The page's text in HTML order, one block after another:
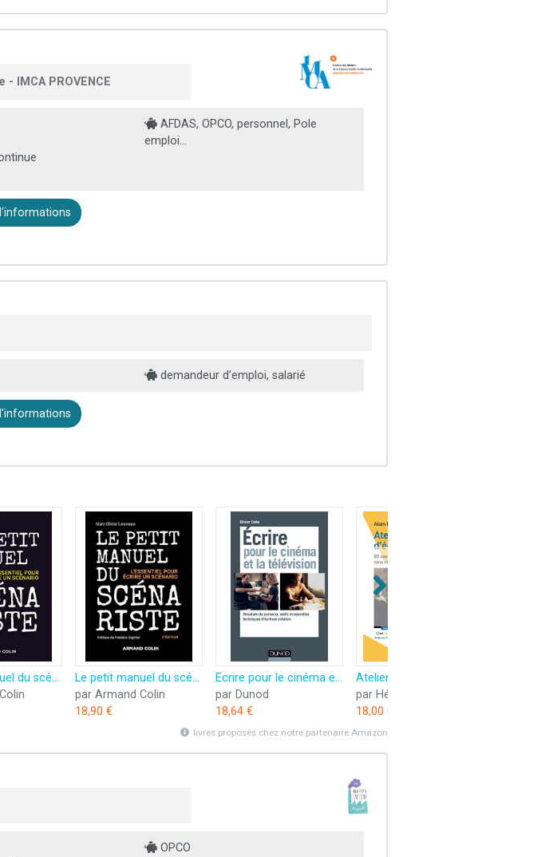
IMCA PROVENCE
AFDAS, OPCO, personnel, Pole
emploi...
demandeur d’emploi, salarié
Le petit manuel du scénariste - L'essentiel pour écrire un scénario: L'essentiel pour écrire un scénario
Le petit manuel du scénariste - 2e éd.: L'essentiel pour écrire un scénario
par Armand Colin
18,90 €
Ecrire pour le cinéma et la télévision - Structure du scénario, outils et nouvelles techniques d&: Structure du scénario, outils et nouvelles techniques d’écriture créative
par Dunod
18,64 €
18,00 €
livres proposés chez notre partenaire Amazon
OPCO